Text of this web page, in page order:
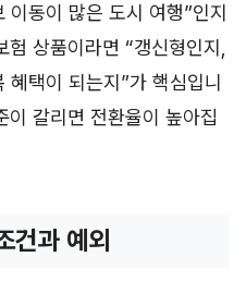
동이 많은 도시 여행”인지
상품이라면 “갱신형인지,
택이 되는지”가 핵심입니
이 갈리면 전환율이 높아집
건과 예외